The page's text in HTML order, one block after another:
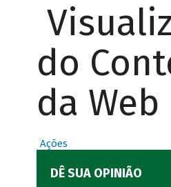
do
da Web
Ações
DÊ SUA OPINIÃO